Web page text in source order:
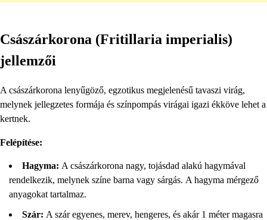
Császárkorona (Fritillaria imperialis)
jellemzői
A császárkorona lenyűgöző, egzotikus megjelenésű tavaszi virág,
melynek jellegzetes formája és színpompás virágai igazi ékköve lehet a
kertnek.
Felépítése:
Hagyma: A császárkorona nagy, tojásdad alakú hagymával
rendelkezik, melynek színe barna vagy sárgás. A hagyma mérgező
anyagokat tartalmaz.
Szár: A szár egyenes, merev, hengeres, és akár 1 méter magasra